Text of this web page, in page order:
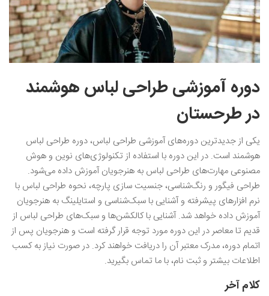
دوره آموزشی طراحی لباس هوشمند
در طرحستان
یکی از جدیدترین دوره‌های آموزشی طراحی لباس، دوره طراحی لباس
هوشمند است. در این دوره با استفاده از تکنولوژی‌های نوین و هوش
مصنوعی مهارت‌های طراحی لباس به هنرجویان آموزش داده می‌شود.
طراحی فیگور و رنگ‌شناسی، جنسیت‌ سازی پارچه، نحوه طراحی لباس با
نرم افزارهای پیشرفته و آشنایی با سبک‌شناسی و استایلینگ به هنرجویان
آموزش داده خواهد شد. آشنایی با کالکشن‌ها و سبک‌های طراحی لباس از
قدیم تا معاصر در این دوره مورد توجه قرار گرفته است و هنرجویان پس از
اتمام دوره، مدرک معتبر آن را دریافت خواهند کرد. در صورت نیاز به کسب
اطلاعات بیشتر و ثبت نام، با ما تماس بگیرید.
کلام آخر